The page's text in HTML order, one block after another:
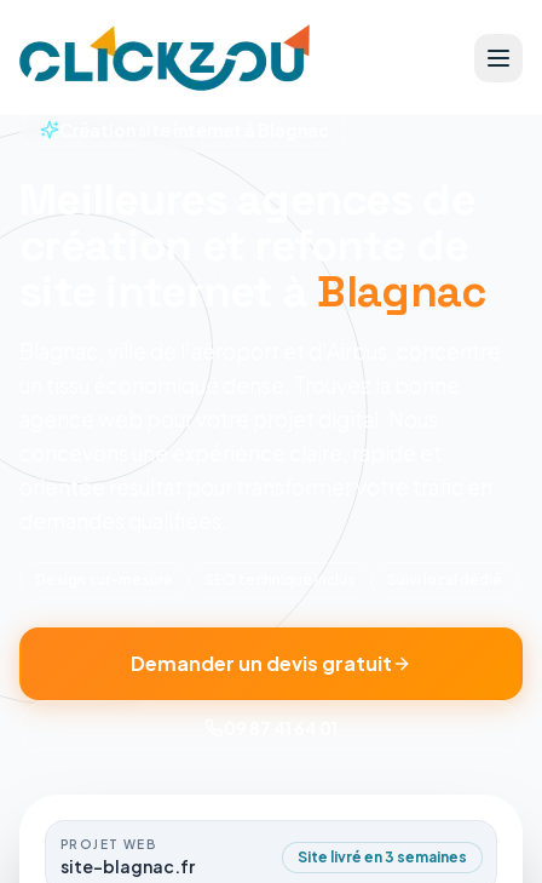
Meilleures agences de
création et refonte de
site internet à
Blagnac
Blagnac, ville de l'aéroport et d'Airbus, concentre
un tissu économique dense. Trouvez la bonne
agence web pour votre projet digital.
concevons une expérience claire, rapide et
orientée résultat pour transformer votre trafic en
SEO technique inclus
Demander un devis gratuit
PROJET WEB
site-blagnac.fr Site livré en 3 semaines